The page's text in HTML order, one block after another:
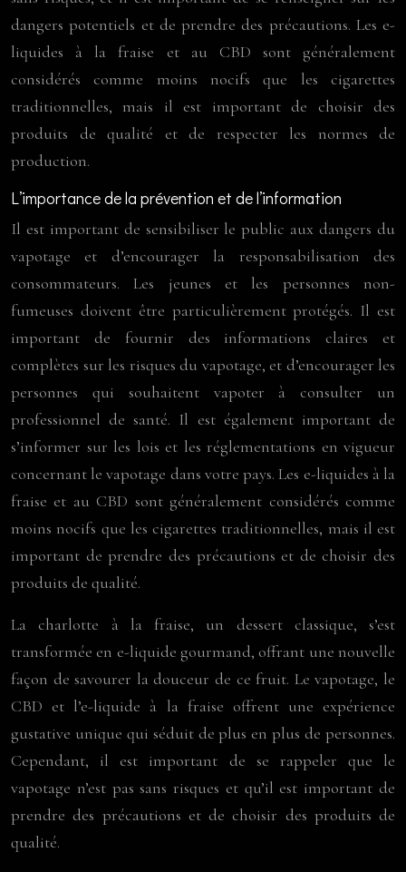
dangers potentiels et de prendre des précautions. Les e-
liquides à la fraise et au CBD sont généralement
considérés comme moins nocifs que les cigarettes
traditionnelles, mais il est important de choisir des
produits de qualité et de respecter les normes de
production.
L’importance de la prévention et de l’information
Il est important de sensibiliser le public aux dangers du
vapotage et d’encourager la responsabilisation des
consommateurs. Les jeunes et les personnes non-
fumeuses doivent être particulièrement protégés. Il est
important de fournir des informations claires et
complètes sur les risques du vapotage, et d’encourager les
personnes qui souhaitent vapoter à consulter un
professionnel de santé. Il est également important de
s’informer sur les lois et les réglementations en vigueur
concernant le vapotage dans votre pays. Les e-liquides à la
fraise et au CBD sont généralement considérés comme
moins nocifs que les cigarettes traditionnelles, mais il est
important de prendre des précautions et de choisir des
produits de qualité.
La charlotte à la fraise, un dessert classique, s’est
transformée en e-liquide gourmand, offrant une nouvelle
façon de savourer la douceur de ce fruit. Le vapotage, le
CBD et l’e-liquide à la fraise offrent une expérience
gustative unique qui séduit de plus en plus de personnes.
Cependant, il est important de se rappeler que le
vapotage n’est pas sans risques et qu’il est important de
prendre des précautions et de choisir des produits de
qualité.